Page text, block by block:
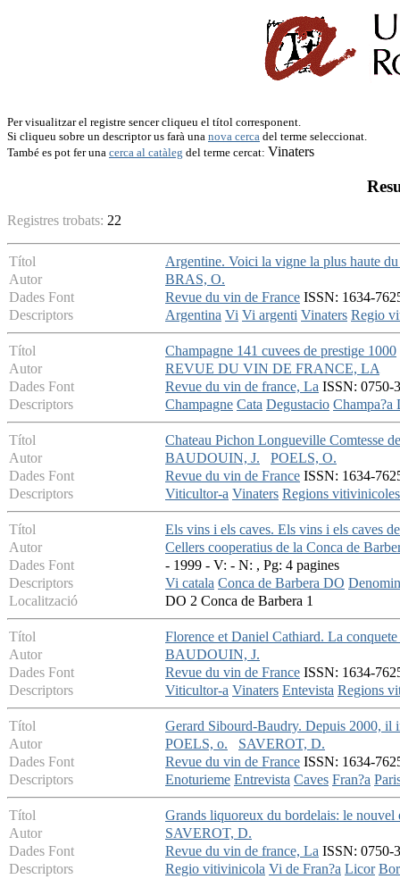
Per visualitzar el registre sencer cliqueu el títol corresponent.
Si cliqueu sobre un descriptor us farà una nova cerca del terme seleccionat.
També es pot fer una cerca al catàleg del terme cercat: Vinaters
Registres trobats: 22
Títol
Argentine. Voici la vigne la plus haute
Autor
BRAS, O.
Dades Font
Revue du vin de France ISSN: 1634-
Descriptors
Argentina Vi Vi argenti Vinaters Regio
Títol
Champagne 141 cuvees de prestige 1000
Autor
REVUE DU VIN DE FRANCE, LA
Dades Font
Revue du vin de france, La ISSN: 0750-
Descriptors
Champagne Cata Degustacio Champa?a
Títol
Chateau Pichon Longueville Comtesse
Autor
BAUDOUIN, J.
POELS, O.
Dades Font
Revue du vin de France ISSN: 1634-
Descriptors
Viticultor-a Vinaters Regions vitivinicoles
Títol
Els vins i els caves. Els vins i els caves
Autor
Cellers cooperatius de la Conca de
Dades Font
- 1999 - V: - N: , Pg: 4 pagines
Descriptors
Vi catala Conca de Barbera DO
Localització
DO 2 Conca de Barbera 1
Títol
Florence et Daniel Cathiard. La
Autor
BAUDOUIN, J.
Dades Font
Revue du vin de France ISSN: 1634-
Descriptors
Viticultor-a Vinaters Entevista Regions
Títol
Gerard Sibourd-Baudry. Depuis 2000, il
Autor
POELS, o.
SAVEROT, D.
Dades Font
Revue du vin de France ISSN: 1634-
Descriptors
Enoturieme Entrevista Caves Fran?a
Títol
Grands liquoreux du bordelais: le nouvel
Autor
SAVEROT, D.
Dades Font
Revue du vin de france, La ISSN: 0750-
Descriptors
Regio vitivinicola Vi de Fran?a Licor